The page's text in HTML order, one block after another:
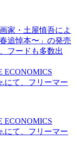
家・土屋慎吾によ
追悼本〜」の発売
フードも多数出
ECONOMICS
にて、フリーマー
ECONOMICS
にて、フリーマー